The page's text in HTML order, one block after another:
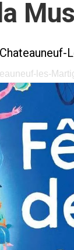
Chateauneuf-
les-